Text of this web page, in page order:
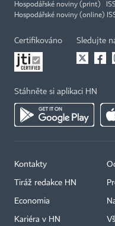
Hospodářské noviny (print)
Hospodářské noviny (online)
Certifikováno Sledujte
Stáhněte si aplikaci HN
Kontakty
Tiráž redakce HN
Economia
Kariéra v HN